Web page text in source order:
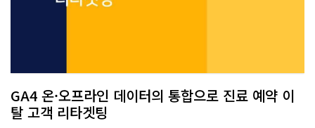
GA4 온·오프라인 데이터의 통합으로 진료 예약 이
탈 고객 리타겟팅